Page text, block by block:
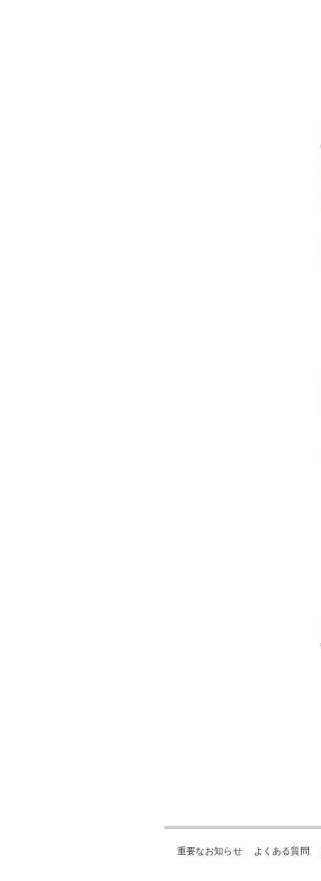
重要なお知らせ よくある質問